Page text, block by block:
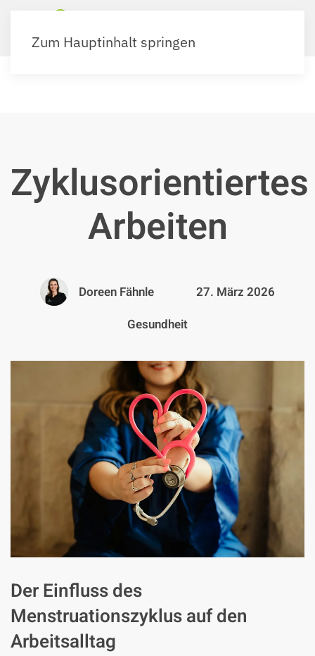
Zum Hauptinhalt springen
Zyklusorientiertes
Arbeiten
Doreen Fähnle
27. März 2026
Gesundheit
Der Einfluss des
Menstruationszyklus auf den
Arbeitsalltag